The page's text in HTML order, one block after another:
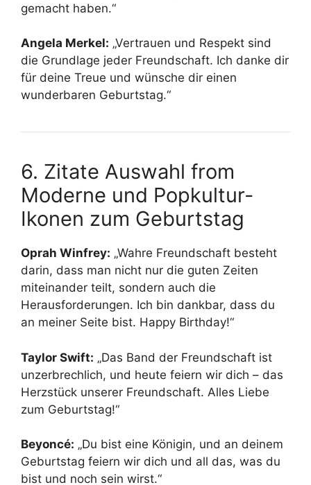
gemacht haben.“
Angela Merkel: „Vertrauen und Respekt sind
die Grundlage jeder Freundschaft. Ich danke dir
für deine Treue und wünsche dir einen
wunderbaren Geburtstag.“
6. Zitate Auswahl from
Moderne und Popkultur-
Ikonen zum Geburtstag
Oprah Winfrey: „Wahre Freundschaft besteht
darin, dass man nicht nur die guten Zeiten
miteinander teilt, sondern auch die
Herausforderungen. Ich bin dankbar, dass du
an meiner Seite bist. Happy Birthday!“
Taylor Swift: „Das Band der Freundschaft ist
unzerbrechlich, und heute feiern wir dich – das
Herzstück unserer Freundschaft. Alles Liebe
zum Geburtstag!“
Beyoncé: „Du bist eine Königin, und an deinem
Geburtstag feiern wir dich und all das, was du
bist und noch sein wirst.“